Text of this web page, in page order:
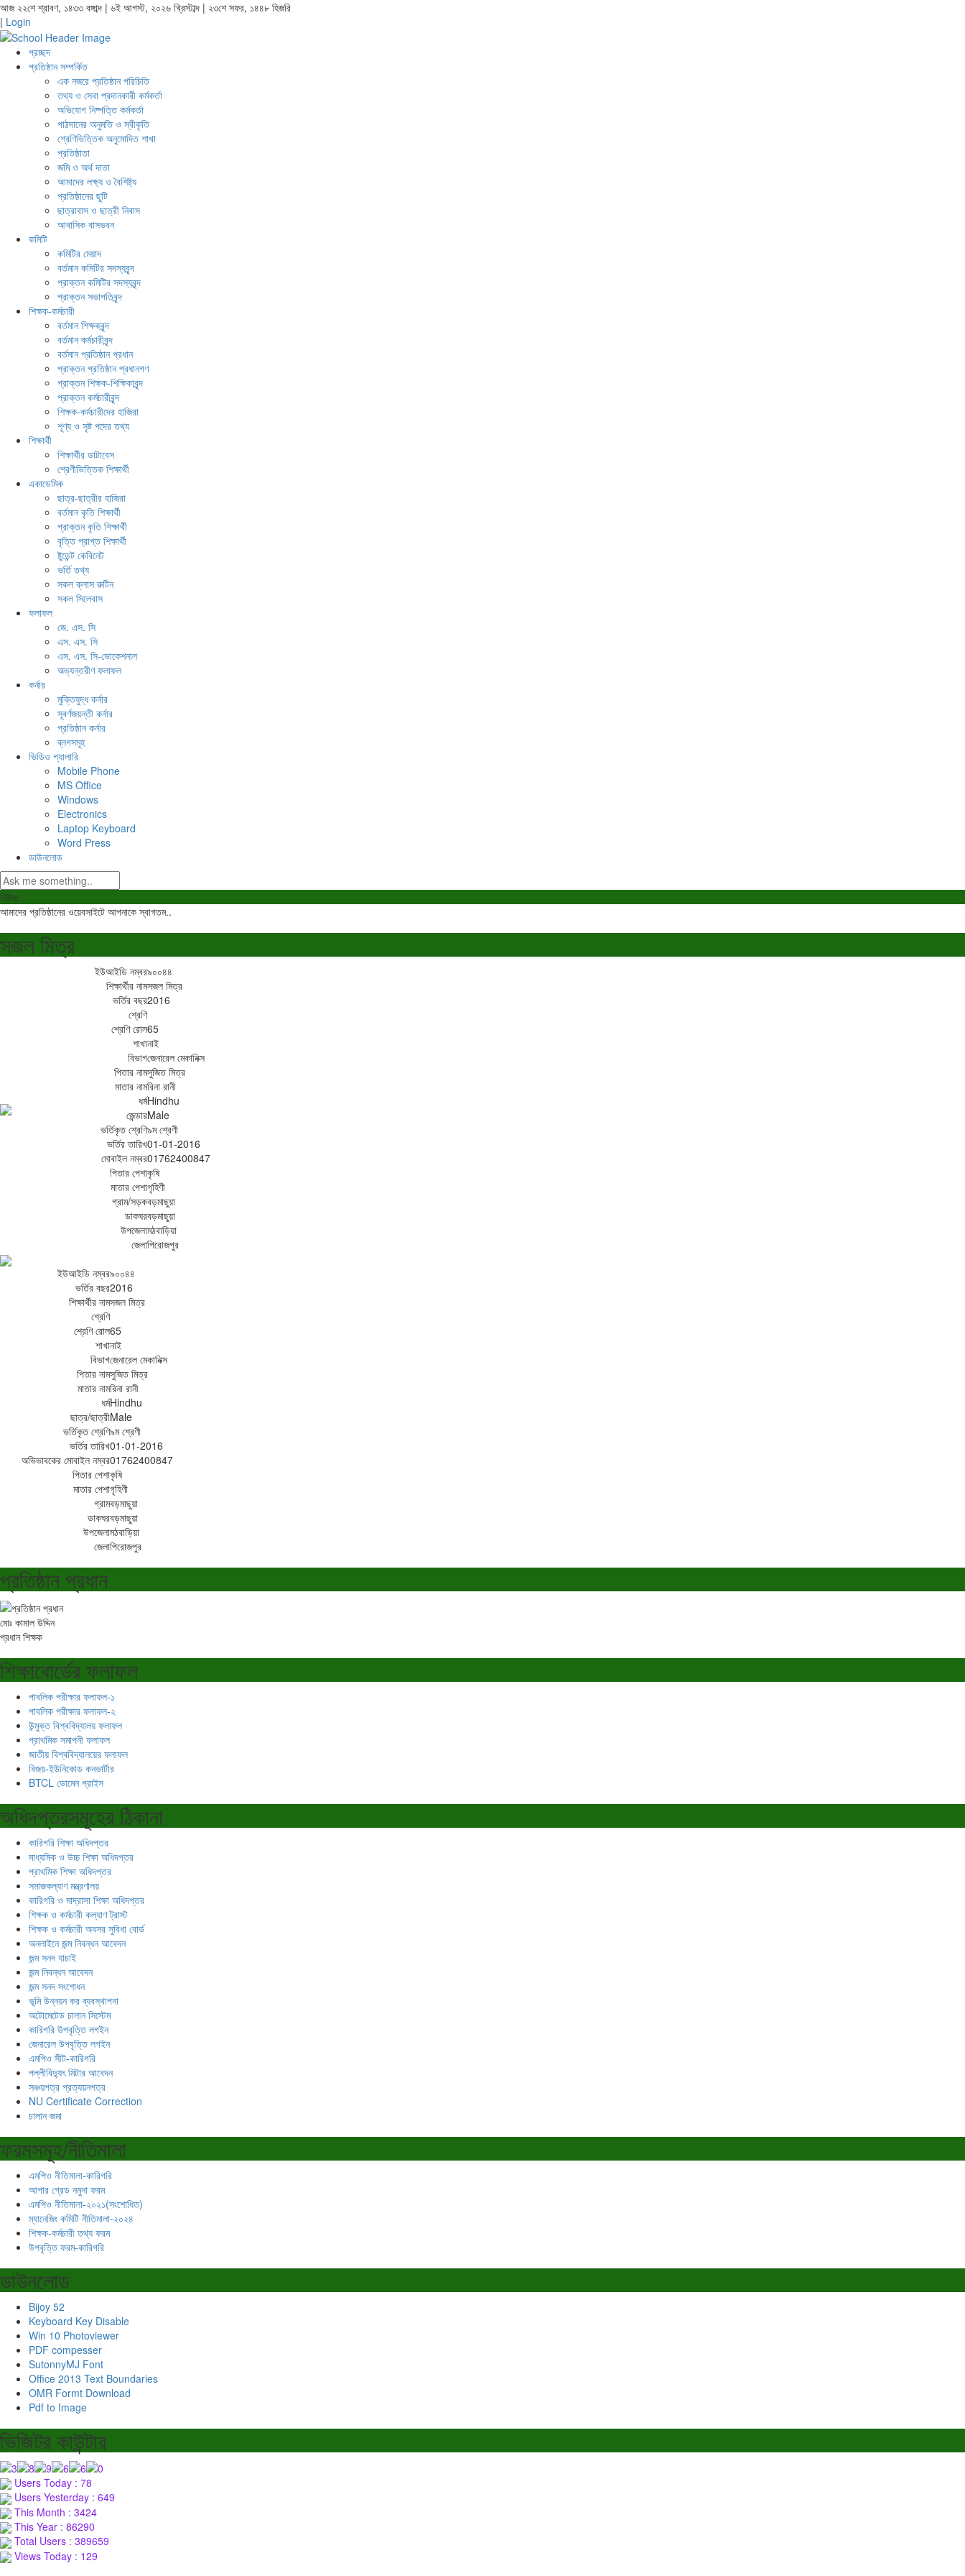
আজ ২২শে শ্রাবণ, ১৪৩৩ বঙ্গাব্দ | ৬ই আগস্ট, ২০২৬ খ্রিস্টাব্দ | ২৩শে সফর, ১৪৪৮ হিজরি
| Login
প্রচ্ছদ
প্রতিষ্ঠান সম্পর্কিত
এক নজরে প্রতিষ্ঠান পরিচিতি
তথ্য ও সেবা প্রদানকারী কর্মকর্তা
অভিযোগ নিষ্পত্তি কর্মকর্তা
পাঠদানের অনুমতি ও স্বীকৃতি
শ্রেণিভিত্তিক অনুমোদিত শাখা
প্রতিষ্ঠাতা
জমি ও অর্থ দাতা
আমাদের লক্ষ্য ও বৈশিষ্ট্য
প্রতিষ্ঠানের ছুটি
ছাত্রাবাস ও ছাত্রী নিবাস
আবাসিক বাসভবন
কমিটি
কমিটির মেয়াদ
বর্তমান কমিটির সদস্যবৃন্দ
প্রাক্তন কমিটির সদস্যবৃন্দ
প্রাক্তন সভাপতিবৃন্দ
শিক্ষক-কর্মচারী
বর্তমান শিক্ষকবৃন্দ
বর্তমান কর্মচারীবৃন্দ
বর্তমান প্রতিষ্ঠান প্রধান
প্রাক্তন প্রতিষ্ঠান প্রধানগণ
প্রাক্তন শিক্ষক-শিক্ষিকাবৃন্দ
প্রাক্তন কর্মচারীবৃন্দ
শিক্ষক-কর্মচারীদের হাজিরা
শূণ্য ও সৃষ্ট পদের তথ্য
শিক্ষার্থী
শিক্ষার্থীর ডাটাবেস
শ্রেণীভিত্তিক শিক্ষার্থী
একাডেমিক
ছাত্র-ছাত্রীর হাজিরা
বর্তমান কৃতি শিক্ষার্থী
প্রাক্তন কৃতি শিক্ষার্থী
বৃত্তি প্রাপ্ত শিক্ষার্থী
ষ্টুডেন্ট কেবিনেট
ভর্তি তথ্য
সকল ক্লাস রুটিন
সকল সিলেবাস
ফলাফল
জে. এস. সি
এস. এস. সি
এস. এস. সি-ভোকেশনাল
অভ্যন্তরীণ ফলাফল
কর্নার
মুক্তিযুদ্ধ কর্নার
সূবর্ণজয়ন্তী কর্নার
প্রতিষ্ঠান কর্নার
ব্লগসমূহ
ভিডিও গ্যালারি
Mobile Phone
MS Office
Windows
Electronics
Laptop Keyboard
Word Press
ডাউনলোড
নিউজ:
আমাদের প্রতিষ্ঠানের ওয়েবসাইটে আপনাকে স্বাগতম..
সজল মিত্র
ইউআইডি নম্বর৯০০৪৪
শিক্ষার্থীর নামসজল মিত্র
ভর্তির বছর2016
শ্রেণি
শ্রেণি রোল65
শাখানাই
বিভাগজেনারেল মেকানিক্স
পিতার নামসুজিত মিত্র
মাতার নামরিনা রানী
ধর্মHindhu
জেন্ডারMale
ভর্তিকৃত শ্রেণি৯ম শ্রেণী
ভর্তির তারিখ01-01-2016
মোবাইল নম্বর01762400847
পিতার পেশাকৃষি
মাতার পেশাগৃহিণী
গ্রাম/সড়কবড়মাছুয়া
ডাকঘরবড়মাছুয়া
উপজেলামঠবাড়িয়া
জেলাপিরোজপুর
ইউআইডি নম্বর৯০০৪৪
ভর্তির বছর2016
শিক্ষার্থীর নামসজল মিত্র
শ্রেণি
শ্রেণি রোল65
শাখানাই
বিভাগজেনারেল মেকানিক্স
পিতার নামসুজিত মিত্র
মাতার নামরিনা রানী
ধর্মHindhu
ছাত্র/ছাত্রীMale
ভর্তিকৃত শ্রেণি৯ম শ্রেণী
ভর্তির তারিখ01-01-2016
অভিভাবকের মোবাইল নম্বর01762400847
পিতার পেশাকৃষি
মাতার পেশাগৃহিণী
গ্রামবড়মাছুয়া
ডাকঘরবড়মাছুয়া
উপজেলামঠবাড়িয়া
জেলাপিরোজপুর
প্রতিষ্ঠান প্রধান
মোঃ কামাল উদ্দিন
প্রধান শিক্ষক
শিক্ষাবোর্ডের ফলাফল
পাবলিক পরীক্ষার ফলাফল-১
পাবলিক পরীক্ষার ফলাফল-২
উন্মুক্ত বিশ্ববিদ্যালয় ফলাফল
প্রাথমিক সমাপনী ফলাফল
জাতীয় বিশ্ববিদ্যালয়ের ফলাফল
বিজয়-ইউনিকোড কনভার্টার
BTCL ডোমেন প্রাইস
অধিদপ্তরসমূহের ঠিকানা
কারিগরি শিক্ষা অধিদপ্তর
মাধ্যমিক ও উচ্চ শিক্ষা অধিদপ্তর
প্রাথমিক শিক্ষা অধিদপ্তর
সমাজকল্যাণ মন্ত্রণালয়
কারিগরি ও মাদ্রাসা শিক্ষা অধিদপ্তর
শিক্ষক ও কর্মচারী কল্যাণ ট্রাস্ট
শিক্ষক ও কর্মচারী অবসর সুবিধা বোর্ড
অনলাইনে জন্ম নিবন্ধন আবেদন
জন্ম সনদ যাচাই
জন্ম নিবন্ধন আবেদন
জন্ম সনদ সংশোধন
ভূমি উন্নয়ন কর ব্যবস্থাপনা
অটোমেটেড চালান সিস্টেম
কারিগরি উপবৃত্তি লগইন
জেনারেল উপবৃত্তি লগইন
এমপিও সীট-কারিগরি
পল্লীবিদ্যুৎ মিটার আবেদন
সঞ্চয়পত্র প্রত্যয়নপত্র
NU Certificate Correction
চালান জমা
ফরমসমূহ/নীতিমালা
এমপিও নীতিমালা-কারিগরি
আপার গ্রেড নমুনা ফরম
এমপিও নীতিমালা-২০২১(সংশোধিত)
ম্যানেজিং কমিটি নীতিমালা-২০২৪
শিক্ষক-কর্মচারী তথ্য ফরম
উপবৃত্তি ফরম-কারিগরি
ডাউনলোড
Bijoy 52
Keyboard Key Disable
Win 10 Photoviewer
PDF compesser
SutonnyMJ Font
Office 2013 Text Boundaries
OMR Formt Download
Pdf to Image
ভিজিটর কাউন্টার
Users Today : 78
Users Yesterday : 649
This Month : 3424
This Year : 86290
Total Users : 389659
Views Today : 129